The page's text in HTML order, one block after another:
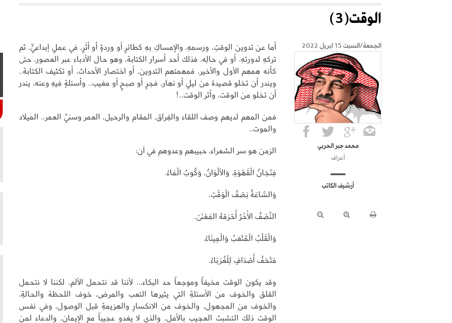
الوقت(3)
الجمعة/السبت 15 ابريل 2022
محمد جبر الحربي
أعراف
أرشيف الكاتب
أما عن تدوين الوقتِ، ورسمهِ، والإمساكِ بهِ كطائرٍ أو وردةٍ أو أثَرٍ، في عملٍ إبداعيٍّ، ثم
تركهِ لدورتهِ، أو في حالِه، فذلك أحد أسرار الكتابة، وهو حال الأدباء عبر العصور، حتى
كأنه همهم الأول والأخير، فمهمتهم التدوين، أو اختصار الأحداث، أو تكثيف الكتابة..
ويندر أن تخلو قصيدة من ليلٍ أو نهار، فجرٍ أو صبحٍ أو مغيب.. وأسئلةٍ فيهِ وعنه، يندر
أن تخلو من الوقت، وأثر الوقت..!
فمن المهم لديهم وصف اللقاء والفِراق، المقام والرحيل، العمر وسنيِّ العمر.. الميلاد
والموت..
الزمن هو سر الشعراء، حبيبهم وعدوهم في آن:
فِنْجَانُ الْقَهْوَةِ، وَالألْوَانُ، وَكُوبُ الْمَاءْ.
وَالسَّاعَةُ نِصْفُ الْوَقْتِ،
النِّصْفُ الْآخَرُ أَحْرَقهُ المَعْنَىْ.
وَالْقَلْبُ الْمُتْعَبُ وَالْمِينَاءْ.
مَتْحَفُ أَصْدَافٍ لِلْغُرَبَاءْ.
وقد يكون الوقت مخيفاً وموجعاً حد البكاء،.. لأننا قد نتحمل الألم، لكننا لا نتحمل
القلق والخوف من الأسئلةِ التي يثيرها التعب والمرض، خوف اللحظة والحالةِ،
والخوف من المجهول، والخوف من الانكسارِ والهزيمةِ قبل الوصول، وفي نفس
الوقت ذلك التشبث العجيب بالأمل، والذي لا يغدو عجيباً مع الإيمان، والدعاء لمن